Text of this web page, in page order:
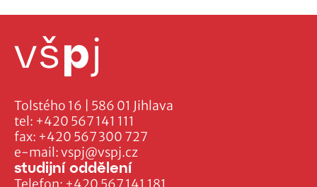
Tolstého 16 | 586 01 Jihlava
tel: +420 567 141 111
fax: +420 567 300 727
e-mail:vspj@vspj.cz
studijní oddělení